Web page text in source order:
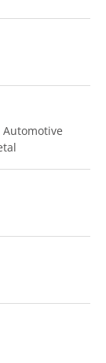
Automotive